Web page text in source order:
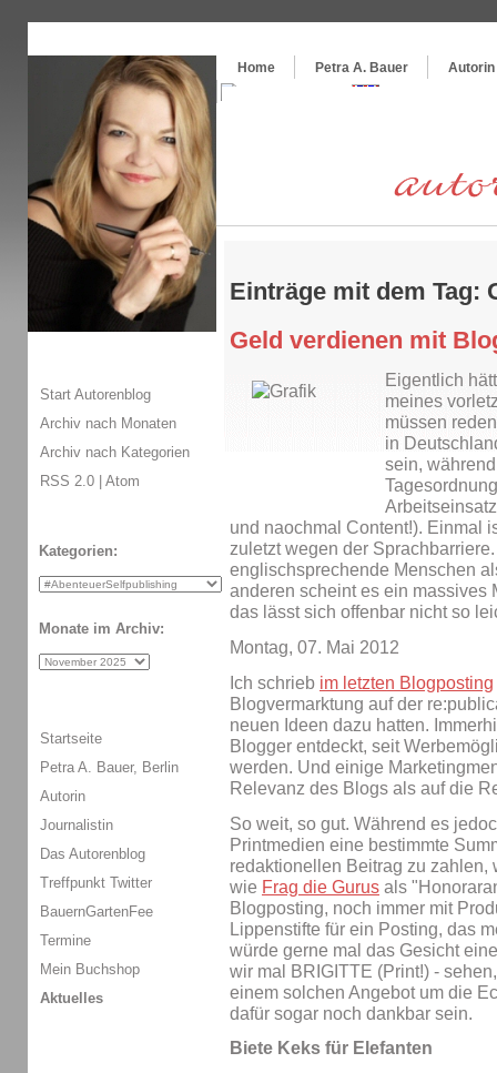
Home
Petra A. Bauer Autorin
Einträge mit dem Tag:
Geld verdienen mit
Eigentlich
meines
müssen
in
sein,
und naochmal Content!). Einmal
zuletzt wegen der
englischsprechende Menschen
anderen scheint es ein massives
das lässt sich offenbar nicht so
Montag, 07. Mai 2012
Ich schrieb im letzten Blogposting
Blogvermarktung auf der
neuen Ideen dazu hatten.
Blogger entdeckt, seit
werden. Und einige
Relevanz des Blogs als auf die
So weit, so gut. Während es
Printmedien eine bestimmte
redaktionellen Beitrag zu
wie Frag die Gurus als
Blogposting, noch immer mit
Lippenstifte für ein Posting, das
würde gerne mal das Gesicht
wir mal BRIGITTE (Print!) -
einem solchen Angebot um die
dafür sogar noch dankbar sein.
Biete Keks für Elefanten
Start Autorenblog
Archiv nach Monaten
Archiv nach Kategorien
RSS 2.0 | Atom
Kategorien:
Monate im Archiv:
Startseite
Petra A. Bauer, Berlin
Autorin
Journalistin
Das Autorenblog
Treffpunkt Twitter
BauernGartenFee
Termine
Mein Buchshop
Aktuelles